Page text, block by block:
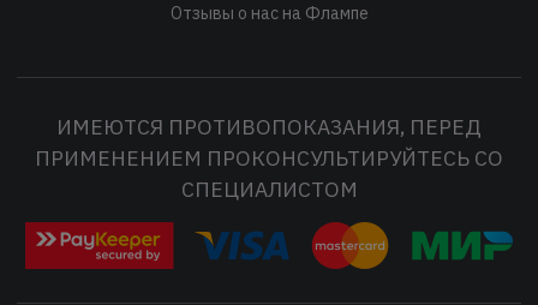
Отзывы о нас на Флампе
ИМЕЮТСЯ ПРОТИВОПОКАЗАНИЯ, ПЕРЕД
ПРИМЕНЕНИЕМ ПРОКОНСУЛЬТИРУЙТЕСЬ СО
СПЕЦИАЛИСТОМ